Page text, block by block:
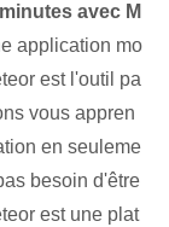
avec M
application mo
est l'outil pa
vous appren
en seuleme
besoin d'être
est une plat